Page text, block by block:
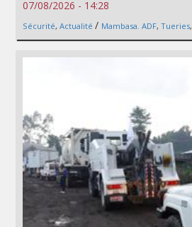
07/08/2026 - 14:28
Sécurité, Actualité / Mambasa. ADF, Tueries,